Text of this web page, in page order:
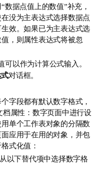
数据点值上的数值”补充，
没为主表达式选择数据点
生效。如果已为主表达式选
，则属性表达式将被忽
可以作为计算公式输入。
对话框。
字段都有默认数字格式，
档属性：数字页面中进行设
单个工作表对象的分隔数
应用于在用的对象，并包
式化值：
从以下替代项中选择数字格